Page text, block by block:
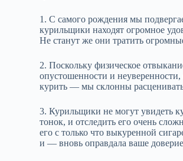
1. С самого рождения мы
курильщики находят огромное
Не станут же они тратить
2. Поскольку физическое
опустошенности и
курить — мы склонны
3. Курильщики не могут увидеть
тонок, и отследить его очень
его с только что выкуренной
и — вновь оправдала ваше